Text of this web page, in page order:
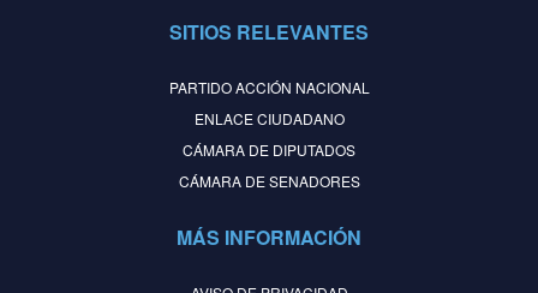
SITIOS RELEVANTES
PARTIDO ACCIÓN NACIONAL
ENLACE CIUDADANO
CÁMARA DE DIPUTADOS
CÁMARA DE SENADORES
MÁS INFORMACIÓN